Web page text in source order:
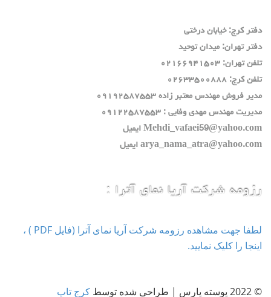
دفتر كرج: خيابان درختي
دفتر تهران: ميدان توحيد
تلفن تهران: ٠٢١٦٦٩٤١٥٠٣
تلفن كرج: ٠٢٦٣٣٥٠٠٨٨٨
مدير فروش مهندس معتبر زاده ٠٩١٩٢٥٨٧٥٥٣
مديريت مهندس مهدي وفايي : ٠٩١٢٢٥٨٧٥٥٣
Mehdi_vafaei59@yahoo.com ايميل
arya_nama_atra@yahoo.com ايميل
رزومه شرکت آریا نمای آترا :
لطفا جهت مشاهده رزومه شرکت آریا نمای آترا (فایل PDF ) ،
اینجا را کلیک نمایید.
© 2022 پوسته پارس | طراحی شده توسط کرج تاپ